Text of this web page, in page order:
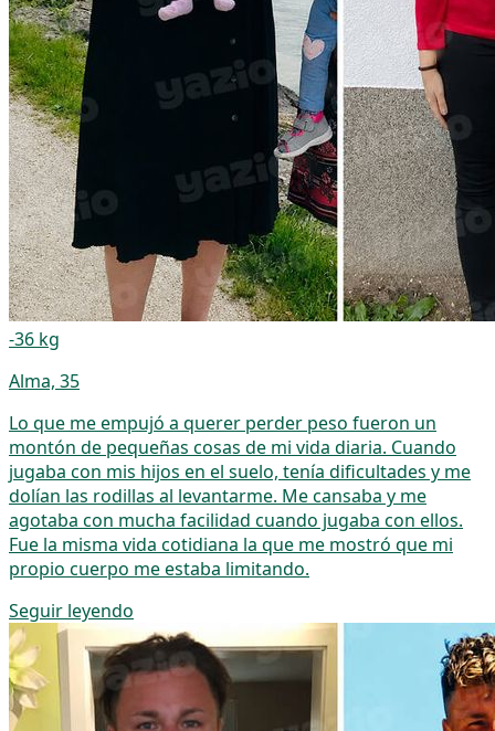
-36 kg
Alma, 35
Lo que me empujó a querer perder peso fueron un
montón de pequeñas cosas de mi vida diaria. Cuando
jugaba con mis hijos en el suelo, tenía dificultades y me
dolían las rodillas al levantarme. Me cansaba y me
agotaba con mucha facilidad cuando jugaba con ellos.
Fue la misma vida cotidiana la que me mostró que mi
propio cuerpo me estaba limitando.
Seguir leyendo